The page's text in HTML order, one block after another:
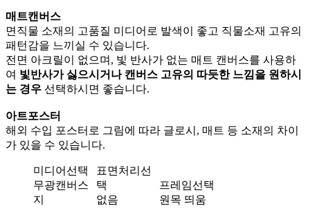
매트캔버스
면직물 소재의 고품질 미디어로 발색이 좋고 직물소재 고유의
패턴감을 느끼실 수 있습니다.
전면 아크릴이 없으며, 빛 반사가 없는 매트 캔버스를 사용하
여 빛반사가 싫으시거나 캔버스 고유의 따듯한 느낌을 원하시
는 경우 선택하시면 좋습니다.
아트포스터
해외 수입 포스터로 그림에 따라 글로시, 매트 등 소재의 차이
가 있을 수 있습니다.
미디어선택
무광캔버스
지
표면처리선
택
없음
프레임선택
원목 띄움